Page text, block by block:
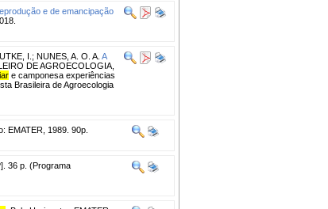
e de emancipação
I. ; NUNES, A. O. A. A
DE AGROECOLOGIA,
e camponesa experiências
Brasileira de Agroecologia
EMATER, 1989. 90p.
36 p. (Programa